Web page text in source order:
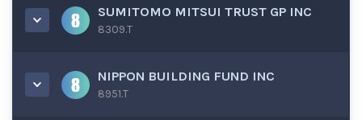
SUMITOMO MITSUI TRUST GP INC
8309.T
NIPPON BUILDING FUND INC
8951.T